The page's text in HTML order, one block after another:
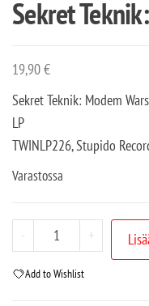
Sekret
19,90€
Sekret Teknik: Modem Wars
LP
TWINLP226, Stupido
Varastossa
- +
Add to Wishlist